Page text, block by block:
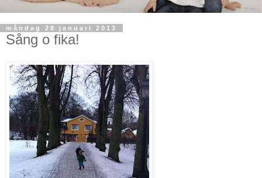
måndag 28 januari 2013
Sång o fika!